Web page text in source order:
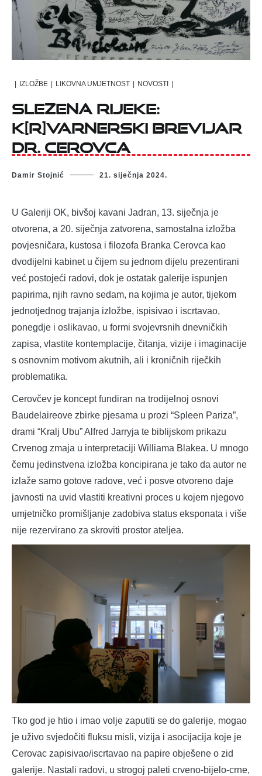
IZLOŽBE LIKOVNA UMJETNOST NOVOSTI
SLEZENA RIJEKE:
K[R]VARNERSKI BREVIJAR
DR. CEROVCA
Damir Stojnić 21. siječnja 2024.
U Galeriji OK, bivšoj kavani Jadran, 13. siječnja je
otvorena, a 20. siječnja zatvorena, samostalna izložba
povjesničara, kustosa i filozofa Branka Cerovca kao
dvodijelni kabinet u čijem su jednom dijelu prezentirani
već postojeći radovi, dok je ostatak galerije ispunjen
papirima, njih ravno sedam, na kojima je autor, tijekom
jednotjednog trajanja izložbe, ispisivao i iscrtavao,
ponegdje i oslikavao, u formi svojevrsnih dnevničkih
zapisa, vlastite kontemplacije, čitanja, vizije i imaginacije
s osnovnim motivom akutnih, ali i kroničnih riječkih
problematika.
Cerovčev je koncept fundiran na trodijelnoj osnovi
Baudelaireove zbirke pjesama u prozi “Spleen Pariza”,
drami “Kralj Ubu” Alfred Jarryja te biblijskom prikazu
Crvenog zmaja u interpretaciji Williama Blakea. U mnogo
čemu jedinstvena izložba koncipirana je tako da autor ne
izlaže samo gotove radove, već i posve otvoreno daje
javnosti na uvid vlastiti kreativni proces u kojem njegovo
umjetničko promišljanje zadobiva status eksponata i više
nije rezervirano za skroviti prostor ateljea.
Tko god je htio i imao volje zaputiti se do galerije, mogao
je uživo svjedočiti fluksu misli, vizija i asocijacija koje je
Cerovac zapisivao/iscrtavao na papire obješene o zid
galerije. Nastali radovi, u strogoj paleti crveno-bijelo-crne,